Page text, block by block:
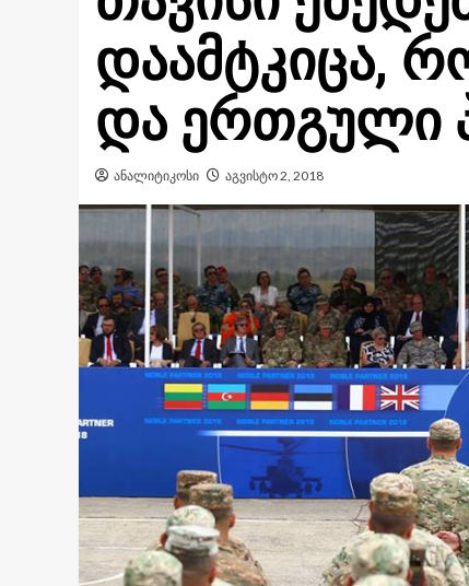
დაამტკიცა,
და ერთგული
ანალიტიკოსი აგვისტო 2, 2018